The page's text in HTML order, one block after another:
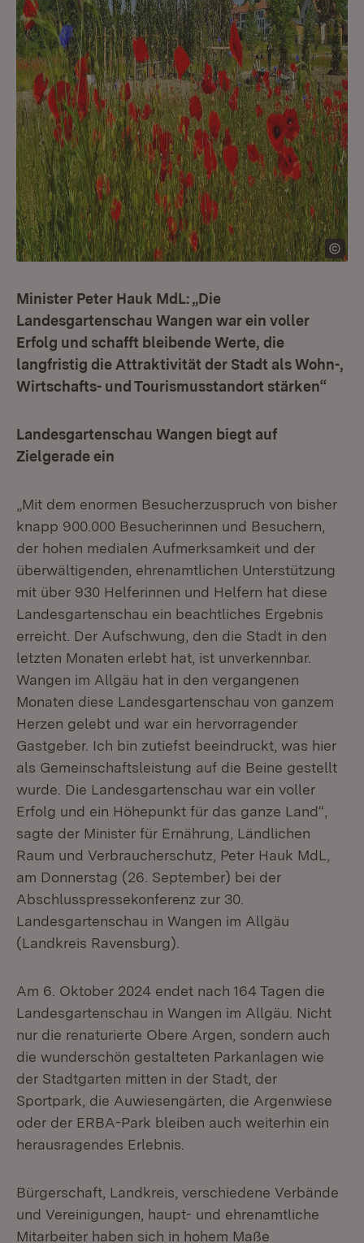
Minister Peter Hauk MdL: „Die
Landesgartenschau Wangen war ein voller
Erfolg und schafft bleibende Werte, die
langfristig die Attraktivität der Stadt als Wohn-,
Wirtschafts- und Tourismusstandort stärken“
Landesgartenschau Wangen biegt auf
Zielgerade ein
„Mit dem enormen Besucherzuspruch von bisher
knapp 900.000 Besucherinnen und Besuchern,
der hohen medialen Aufmerksamkeit und der
überwältigenden, ehrenamtlichen Unterstützung
mit über 930 Helferinnen und Helfern hat diese
Landesgartenschau ein beachtliches Ergebnis
erreicht. Der Aufschwung, den die Stadt in den
letzten Monaten erlebt hat, ist unverkennbar.
Wangen im Allgäu hat in den vergangenen
Monaten diese Landesgartenschau von ganzem
Herzen gelebt und war ein hervorragender
Gastgeber. Ich bin zutiefst beeindruckt, was hier
als Gemeinschaftsleistung auf die Beine gestellt
wurde. Die Landesgartenschau war ein voller
Erfolg und ein Höhepunkt für das ganze Land“,
sagte der Minister für Ernährung, Ländlichen
Raum und Verbraucherschutz, Peter Hauk MdL,
am Donnerstag (26. September) bei der
Abschlusspressekonferenz zur 30.
Landesgartenschau in Wangen im Allgäu
(Landkreis Ravensburg).
Am 6. Oktober 2024 endet nach 164 Tagen die
Landesgartenschau in Wangen im Allgäu. Nicht
nur die renaturierte Obere Argen, sondern auch
die wunderschön gestalteten Parkanlagen wie
der Stadtgarten mitten in der Stadt, der
Sportpark, die Auwiesengärten, die Argenwiese
oder der ERBA-Park bleiben auch weiterhin ein
herausragendes Erlebnis.
Bürgerschaft, Landkreis, verschiedene Verbände
und Vereinigungen, haupt- und ehrenamtliche
Mitarbeiter haben sich in hohem Maße